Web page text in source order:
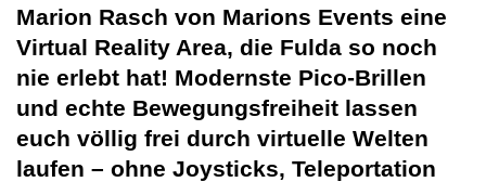
Marion Rasch von Marions Events eine
Virtual Reality Area, die Fulda so noch
nie erlebt hat! Modernste Pico-Brillen
und echte Bewegungsfreiheit lassen
euch völlig frei durch virtuelle Welten
laufen – ohne Joysticks, Teleportation